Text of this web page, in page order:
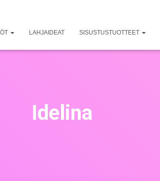
LAHJAIDEAT SISUSTUSTUOTTEET
Idelina